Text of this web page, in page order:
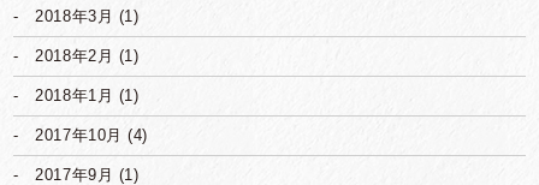
2018年3月 (1)
2018年2月 (1)
2018年1月 (1)
2017年10月 (4)
2017年9月 (1)